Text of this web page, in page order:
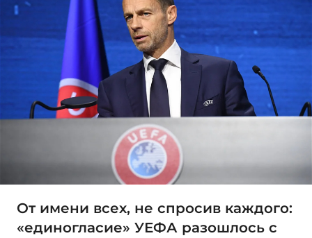
От имени всех, не спросив каждого:
«единогласие» УЕФА разошлось с